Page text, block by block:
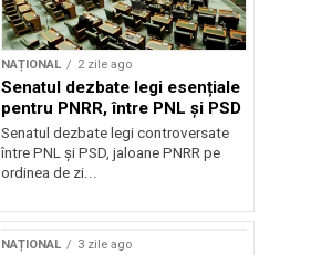
NAȚIONAL 2 zile ago
Senatul dezbate legi esențiale
pentru PNRR, între PNL și PSD
Senatul dezbate legi controversate
între PNL și PSD, jaloane PNRR pe
ordinea de zi...
NAȚIONAL 3 zile ago